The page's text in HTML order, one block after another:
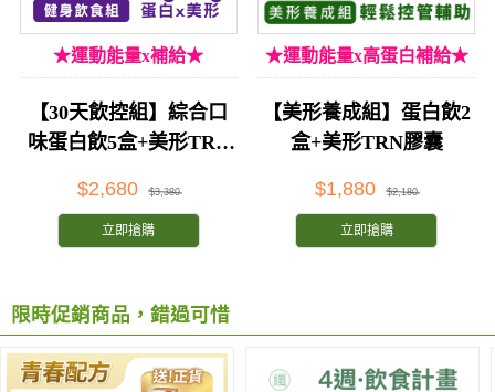
★運動能量x補給★
【30天飲控組】綜合口
味蛋白飲5盒+美形TRN
$2,680 $3,380
立即搶購
★運動能量x高蛋白補給★
【美形養成組】蛋白飲2
盒+美形TRN膠囊
$1,880 $2,180
立即搶購
限時促銷商品，錯過可惜